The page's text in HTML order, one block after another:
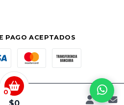
0
PAGO ACEPTADOS